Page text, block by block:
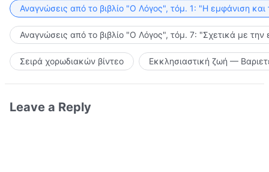
Αναγνώσεις από το βιβλίο "Ο Λόγος", τόμ. 1: "Η εμφάνιση
Αναγνώσεις από το βιβλίο "Ο Λόγος", τόμ. 7: "Σχετικά με την
Σειρά χορωδιακών βίντεο Εκκλησιαστική ζωή —
Leave a Reply